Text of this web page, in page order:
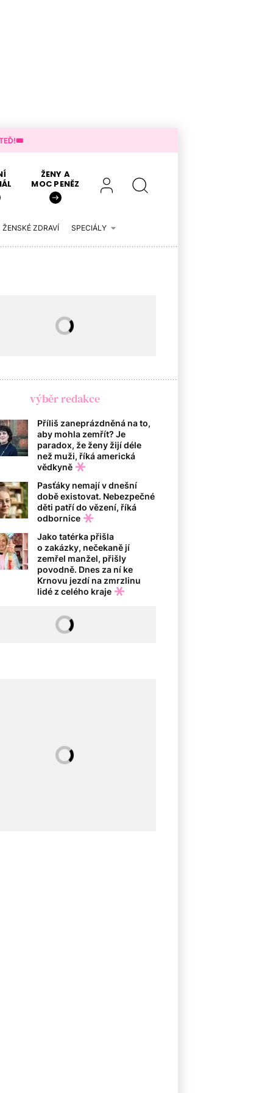
TEĎ!🎟️
ŽENY A
MOC PENĚZ
ŽENSKÉ ZDRAVÍ SPECIÁLY
výběr redakce
Příliš zaneprázdněná na to,
aby mohla zemřít? Je
paradox, že ženy žijí déle
než muži, říká americká
vědkyně
Pasťáky nemají v dnešní
době existovat. Nebezpečné
děti patří do vězení, říká
odbornice
Jako tatérka přišla
o zakázky, nečekaně jí
zemřel manžel, přišly
povodně. Dnes za ní ke
Krnovu jezdí na zmrzlinu
lidé z celého kraje